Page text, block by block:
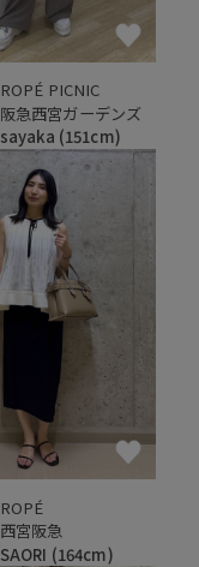
ROPÉ PICNIC
阪急西宮ガーデンズ
sayaka (151cm)
ROPÉ
西宮阪急
SAORI (164cm)